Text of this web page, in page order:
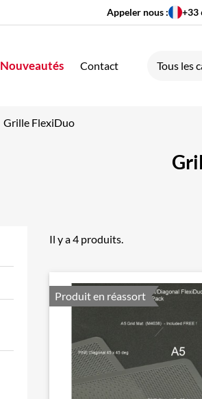
Appeler nous : +33
Nouveautés Contact Tous les
Grille FlexiDuo
Il y a 4 produits.
Produit en réassort